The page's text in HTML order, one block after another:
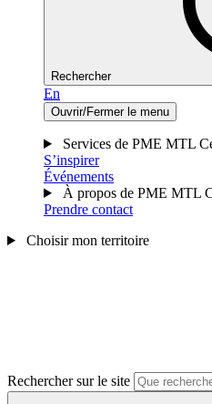
Rechercher
En
Ouvrir/Fermer le menu
Services de PME MTL
S’inspirer
Événements
À propos de PME MTL
Prendre contact
Choisir mon territoire
Rechercher sur le site